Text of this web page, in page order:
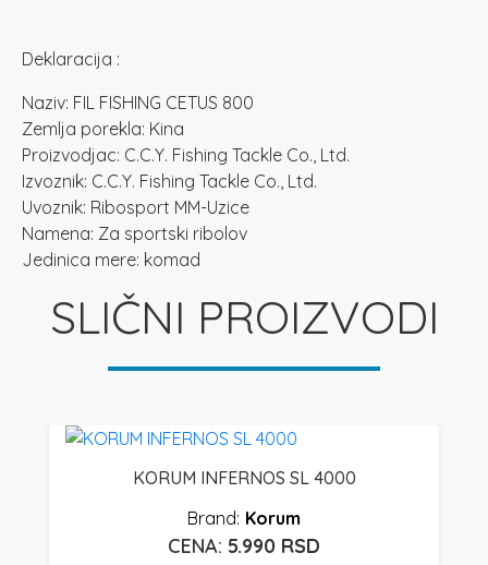
Deklaracija :
Naziv: FIL FISHING CETUS 800
Zemlja porekla: Kina
Proizvodjac: C.C.Y. Fishing Tackle Co., Ltd.
Izvoznik: C.C.Y. Fishing Tackle Co., Ltd.
Uvoznik: Ribosport MM-Uzice
Namena: Za sportski ribolov
Jedinica mere: komad
SLIČNI PROIZVODI
KORUM INFERNOS SL 4000
Korum
5.990 RSD